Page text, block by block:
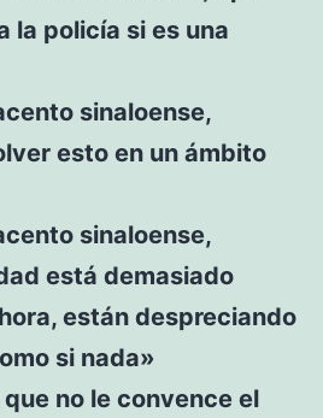
la policía si es una
sinaloense,
esto en un ámbito
sinaloense,
está demasiado
están despreciando
si nada»
no le convence el